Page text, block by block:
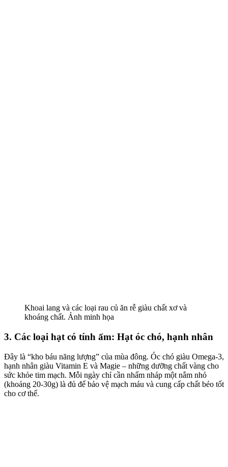
Khoai lang và các loại rau củ ăn rễ giàu chất xơ và
khoáng chất. Ảnh minh họa
3. Các loại hạt có tính ấm: Hạt óc chó, hạnh nhân
Đây là “kho báu năng lượng” của mùa đông. Óc chó giàu Omega-3,
hạnh nhân giàu Vitamin E và Magie – những dưỡng chất vàng cho
sức khỏe tim mạch. Mỗi ngày chỉ cần nhấm nháp một nắm nhỏ
(khoảng 20-30g) là đủ để bảo vệ mạch máu và cung cấp chất béo tốt
cho cơ thể.